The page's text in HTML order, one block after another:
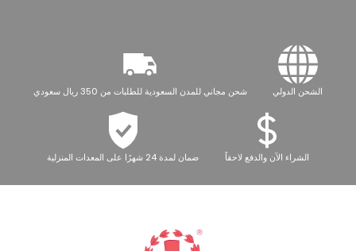
الشحن الدولي شحن مجاني للمدن السعودية للطلبات من 350 ريال سعودي
الشراء الآن والدفع لاحقاً ضمان لمدة 24 شهرًا على المعدات المنزلية